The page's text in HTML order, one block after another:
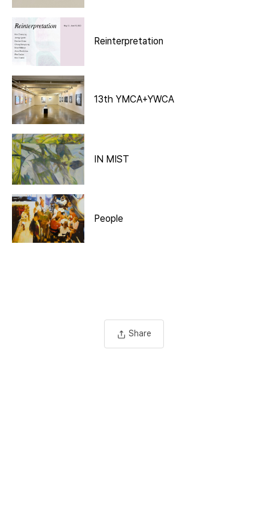
Reinterpretation
13th YMCA+YWCA
IN MIST
People
Share